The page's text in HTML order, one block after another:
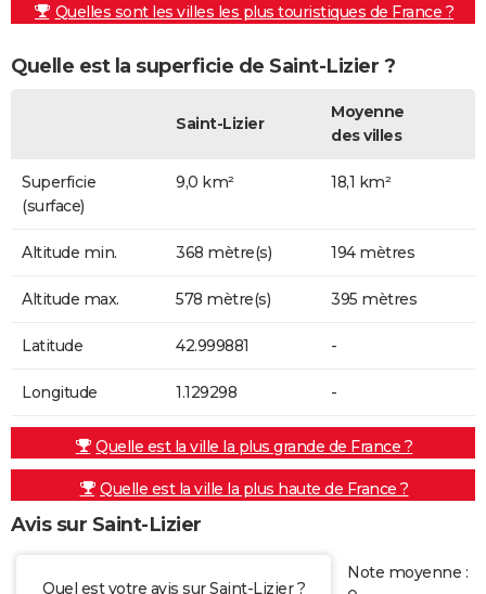
Quelles sont les villes les plus touristiques de France ?
Quelle est la superficie de Saint-Lizier ?
Saint-Lizier
Moyenne
des villes
Superficie
(surface)
9,0 km² 18,1 km²
Altitude min. 368 mètre(s) 194 mètres
Altitude max. 578 mètre(s) 395 mètres
Latitude 42.999881 -
Longitude 1.129298 -
Quelle est la ville la plus grande de France ?
Quelle est la ville la plus haute de France ?
Avis sur Saint-Lizier
Quel est votre avis sur Saint-Lizier ?
Note moyenne :